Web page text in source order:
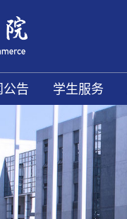
公告 学生服务